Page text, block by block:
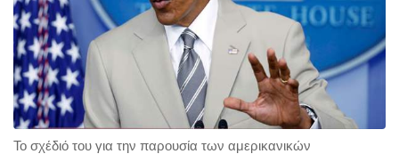
Το σχέδιό του για την παρουσία των αμερικανικών